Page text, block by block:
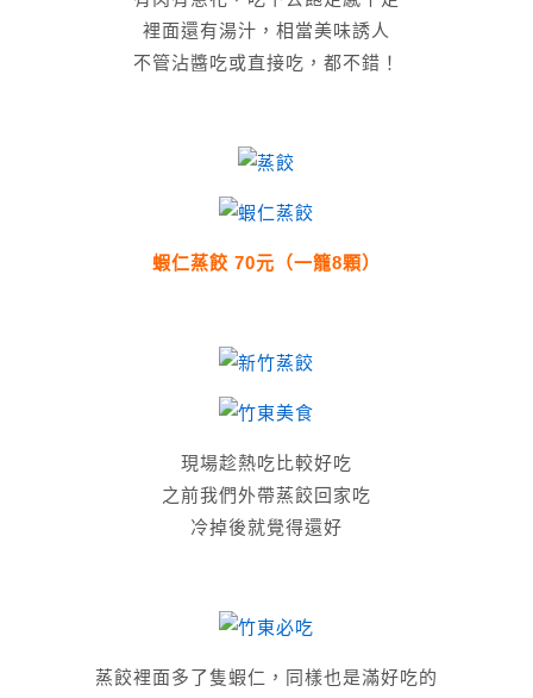
裡面還有湯汁，相當美味誘人
不管沾醬吃或直接吃，都不錯！
蝦仁蒸餃 70元（一籠8顆）
現場趁熱吃比較好吃
之前我們外帶蒸餃回家吃
冷掉後就覺得還好
蒸餃裡面多了隻蝦仁，同樣也是滿好吃的